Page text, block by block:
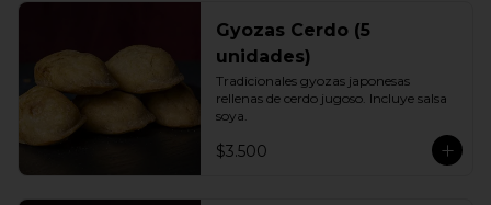
Gyozas Cerdo (5
unidades)
Tradicionales gyozas japonesas
rellenas de cerdo jugoso. Incluye salsa
soya.
$3.500